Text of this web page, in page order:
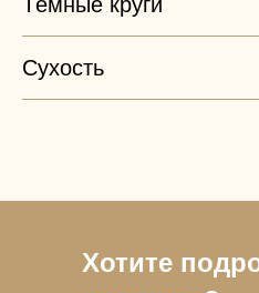
Сухость
Хотите